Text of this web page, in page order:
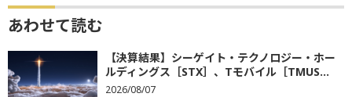
あわせて読む
【決算結果】シーゲイト・テクノロジー・ホー
ルディングス［STX］、Tモバイル［TMUS...
2026/08/07